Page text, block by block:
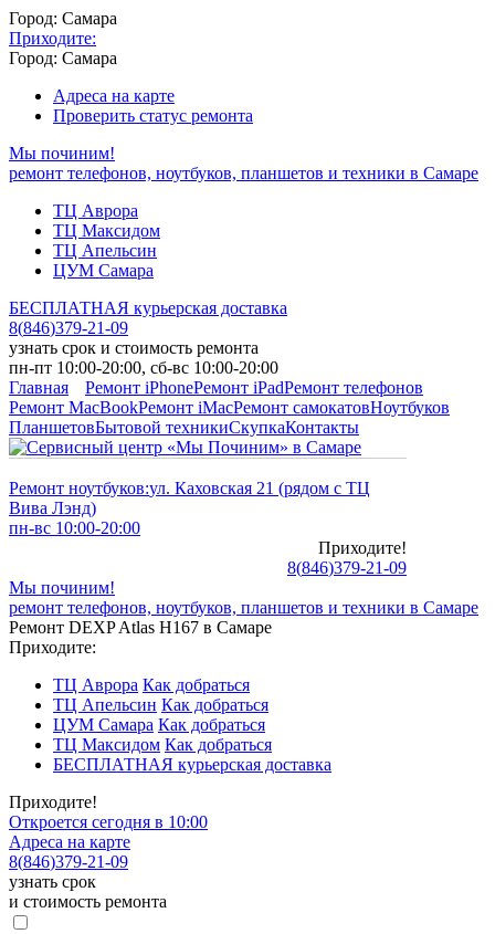
Город: Самара
Приходите:
Город: Самара
Адреса на карте
Проверить статус ремонта
Мы починим!
ремонт телефонов, ноутбуков, планшетов и техники в Самаре
ТЦ Аврора
ТЦ Максидом
ТЦ Апельсин
ЦУМ Самара
БЕСПЛАТНАЯ курьерская доставка
8(846)379-21-09
узнать срок и стоимость ремонта
пн-пт 10:00-20:00, сб-вс 10:00-20:00
Главная
Ремонт iPhoneРемонт iPadРемонт телефонов
Ремонт MacBookРемонт iMacРемонт самокатовНоутбуков
ПланшетовБытовой техникиСкупкаКонтакты
Ремонт ноутбуков:ул. Каховская 21 (рядом с ТЦ
Вива Лэнд)
пн-вс 10:00-20:00
Приходите!
8(846)379-21-09
Мы починим!
ремонт телефонов, ноутбуков, планшетов и техники в Самаре
Ремонт DEXP Atlas H167 в Самаре
Приходите:
ТЦ Аврора Как добраться
ТЦ Апельсин Как добраться
ЦУМ Самара Как добраться
ТЦ Максидом Как добраться
БЕСПЛАТНАЯ курьерская доставка
Приходите!
Откроется сегодня в 10:00
Адреса на карте
8(846)379-21-09
узнать срок
и стоимость ремонта